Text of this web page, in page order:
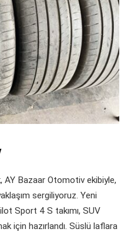
AY Bazaar Otomotiv ekibiyle,
sergiliyoruz. Yeni
Sport 4 S takımı, SUV
için hazırlandı. Süslü laflara